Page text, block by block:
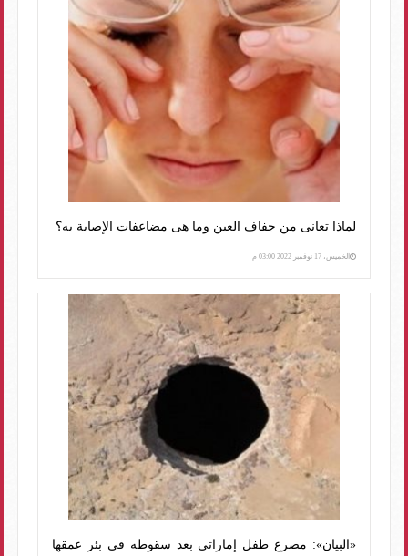
لماذا تعانى من جفاف العين وما هى مضاعفات الإصابة به؟
الخميس، 17 نوفمبر 2022 03:00 م
«البيان»: مصرع طفل إماراتى بعد سقوطه فى بئر عمقها